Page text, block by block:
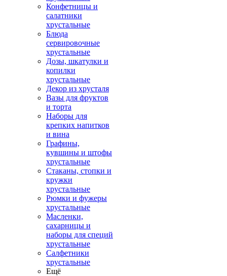
Конфетницы и
салатники
хрустальные
Блюда
сервировочные
хрустальные
Дозы, шкатулки и
копилки
хрустальные
Декор из хрусталя
Вазы для фруктов
и торта
Наборы для
крепких напитков
и вина
Графины,
кувшины и штофы
хрустальные
Стаканы, стопки и
кружки
хрустальные
Рюмки и фужеры
хрустальные
Масленки,
сахарницы и
наборы для специй
хрустальные
Салфетники
хрустальные
Ещё